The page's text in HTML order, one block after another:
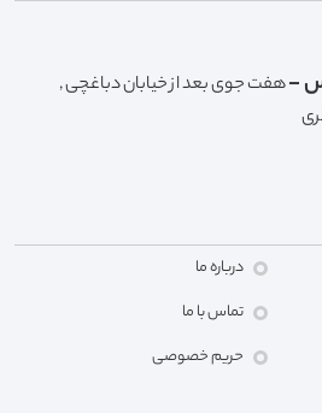
-هفت جوی بعد از خیابان دباغچی ,
درباره ما
تماس با ما
حریم خصوصی